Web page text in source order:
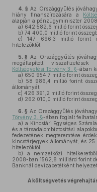
4. § Az Országgyűlés
hiány finanszírozására a
alapján a pénzügyminiszter
a) 642 582,6 millió forint
b) 74 400,0 millió forint
c) 147 696,3 millió forint
hitelezőktől.
5. § Az Országgyűlés
megállapított
Költségvetési Törvény 3. §-ában
a) 650 954,7 millió forint
b) 58 986,4 millió forint
állományát,
c) 426 391,2 millió forint
d) 262 010,0 millió forint
6. § Az Országgyűlés
Törvény 3. §-ában foglalt
a) a Kincstári Egységes
és a társadalombiztosítási
fedezetének megteremtése
kincstárjegyek állományát, és
hitelezőktől;
b) a nemzetközi
2008-ban 1562,8 milliárd forint
Banknál devizabetétként
A költségvetés